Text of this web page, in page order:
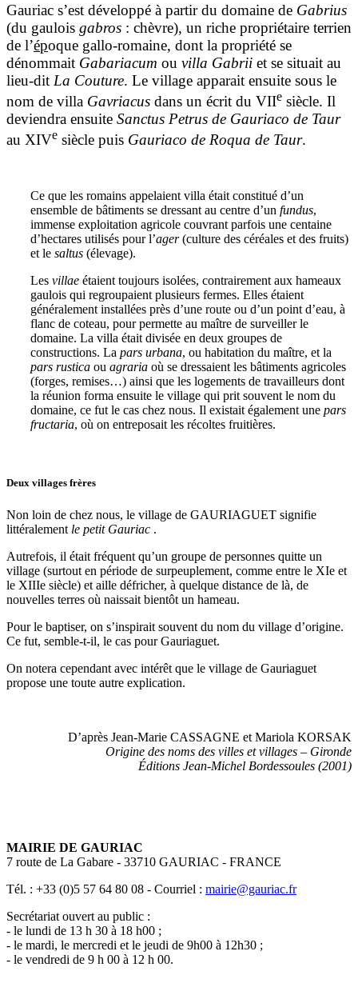
Gauriac s’est développé à partir du domaine de Gabrius
(du gaulois gabros : chèvre), un riche propriétaire terrien
de l’époque gallo-romaine, dont la propriété se
dénommait Gabariacum ou villa Gabrii et se situait au
lieu-dit La Couture. Le village apparait ensuite sous le
nom de villa Gavriacus dans un écrit du VIIe siècle. Il
deviendra ensuite Sanctus Petrus de Gauriaco de Taur
au XIVe siècle puis Gauriaco de Roqua de Taur.
Ce que les romains appelaient villa était constitué d’un
ensemble de bâtiments se dressant au centre d’un fundus,
immense exploitation agricole couvrant parfois une centaine
d’hectares utilisés pour l’ager(culture des céréales et des fruits)
et le saltus (élevage).
Les villae étaient toujours isolées, contrairement aux hameaux
gaulois qui regroupaient plusieurs fermes. Elles étaient
généralement installées près d’une route ou d’un point d’eau, à
flanc de coteau, pour permette au maître de surveiller le
domaine. La villa était divisée en deux groupes de
constructions. La pars urbana, ou habitation du maître, et la
pars rustica ou agraria où se dressaient les bâtiments agricoles
(forges, remises…) ainsi que les logements de travailleurs dont
la réunion forma ensuite le village qui prit souvent le nom du
domaine, ce fut le cas chez nous. Il existait également une pars
fructaria, où on entreposait les récoltes fruitières.
Deux villages frères
Non loin de chez nous, le village de GAURIAGUET signifie
littéralement le petit Gauriac .
Autrefois, il était fréquent qu’un groupe de personnes quitte un
village (surtout en période de surpeuplement, comme entre le XIe et
le XIIIe siècle) et aille défricher, à quelque distance de là, de
nouvelles terres où naissait bientôt un hameau.
Pour le baptiser, on s’inspirait souvent du nom du village d’origine.
Ce fut, semble-t-il, le cas pour Gauriaguet.
On notera cependant avec intérêt que le village de Gauriaguet
propose une toute autre explication.
D’après Jean-Marie CASSAGNE et Mariola KORSAK
Origine des noms des villes et villages – Gironde
Éditions Jean-Michel Bordessoules (2001)
MAIRIE DE GAURIAC
7 route de La Gabare - 33710 GAURIAC - FRANCE
Tél. : +33 (0)5 57 64 80 08 - Courriel : mairie@gauriac.fr
Secrétariat ouvert au public :
- le lundi de 13 h 30 à 18 h00 ;
- le mardi, le mercredi et le jeudi de 9h00 à 12h30 ;
- le vendredi de 9 h 00 à 12 h 00.